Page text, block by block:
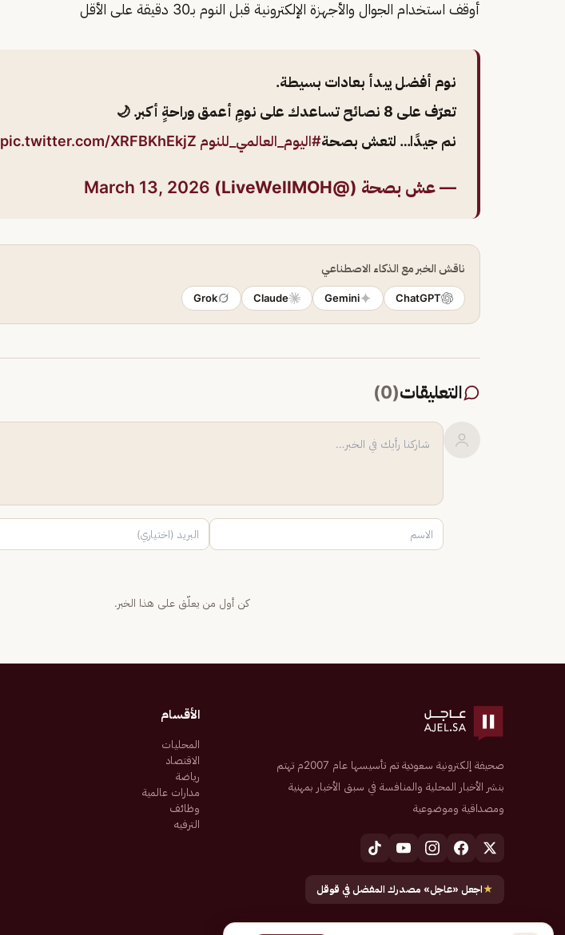
أوقف استخدام الجوال والأجهزة الإلكترونية قبل النوم بـ30 دقيقة على الأقل
نوم أفضل يبدأ بعادات بسيطة.
تعرّف على 8 نصائح تساعدك على نومٍ أعمق وراحةٍ أكبر. 🌙
نم جيدًا… لتعش بصحة#اليوم_العالمي_للنوم pic.twitter.com/XRFBKhEkjZ
— عش بصحة (@LiveWellMOH) March 13, 2026
ناقش الخبر مع الذكاء الاصطناعي
ChatGPT
Gemini
Claude
Grok
التعليقات(
0
)
كن أول من يعلّق على هذا الخبر.
صحيفة إلكترونية سعودية تم تأسيسها عام 2007م تهتم
بنشر الأخبار المحلية والمنافسة في سبق الأخبار بمهنية
ومصداقية وموضوعية
★اجعل «عاجل» مصدرك المفضل في قوقل
الأقسام
المحليات
الاقتصاد
رياضة
مدارات عالمية
وظائف
الترفيه